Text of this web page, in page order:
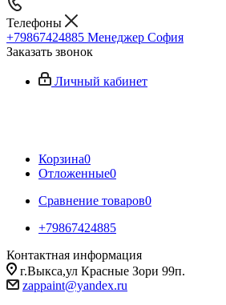
Телефоны
+79867424885 Менеджер София
Заказать звонок
Личный кабинет
Корзина0
Отложенные0
Сравнение товаров0
+79867424885
Контактная информация
г.Выкса,ул Красные Зори 99п.
zappaint@yandex.ru